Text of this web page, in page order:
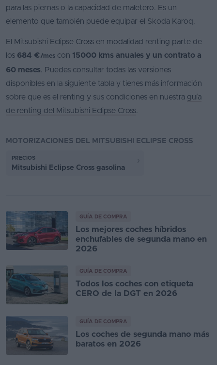
para las piernas o la capacidad de maletero. Es un
elemento que también puede equipar el Skoda Karoq.
El Mitsubishi Eclipse Cross en modalidad renting parte de
los 684 €/mes con 15000 kms anuales y un contrato a
60 meses. Puedes consultar todas las versiones
disponibles en la siguiente tabla y tienes más información
sobre que es el renting y sus condiciones en nuestra guía
de renting del Mitsubishi Eclipse Cross.
MOTORIZACIONES DEL MITSUBISHI ECLIPSE CROSS
PRECIOS
Mitsubishi Eclipse Cross gasolina
GUÍA DE COMPRA
Los mejores coches híbridos
enchufables de segunda mano en
2026
GUÍA DE COMPRA
Todos los coches con etiqueta
CERO de la DGT en 2026
GUÍA DE COMPRA
Los coches de segunda mano más
baratos en 2026